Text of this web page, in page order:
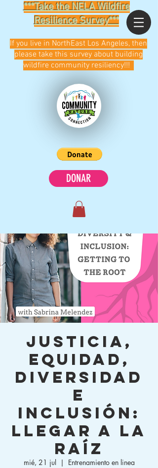
***Take the NELA Wildfire
Resilience Survey***
DONAR
If you live in NorthEast Los Angeles, then
please take this survey about building
wildfire community resiliency!!!
Justicia,
equidad,
diversidad
e
inclusión:
llegar a la
raíz
mié, 21 jul
  |
Entrenamiento en linea